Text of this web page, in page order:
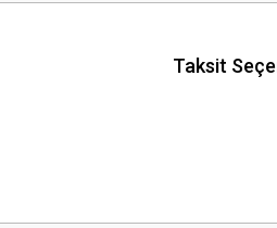
Taksit